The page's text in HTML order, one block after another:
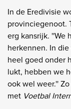
In de Eredivisie
provinciegenoot.
erg kansrijk. ''We
herkennen. In
heel goed onder
lukt, hebben we
ook wel weer.''
met Voetbal